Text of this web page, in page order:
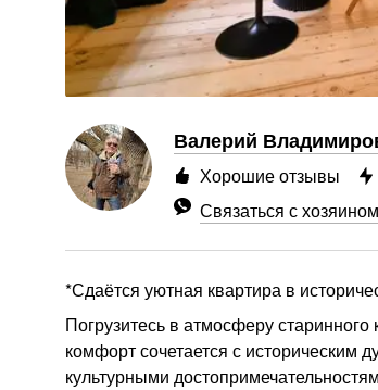
Валерий
Связаться с хозяином
Хорошие отзывы
*Сдаётся уютная квартира в
Погрузитесь в атмосферу
комфорт сочетается с
культурными